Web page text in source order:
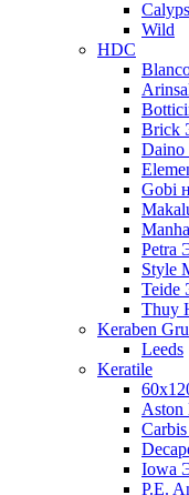
Wild
HDC
Daino
Gobi
Style
Thuy
Keraben
Leeds
Keratile
Iowa
P.E.